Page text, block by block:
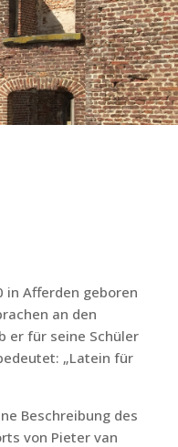
in Afferden geboren
an den
er für seine Schüler
„Latein für
Beschreibung des
von Pieter van